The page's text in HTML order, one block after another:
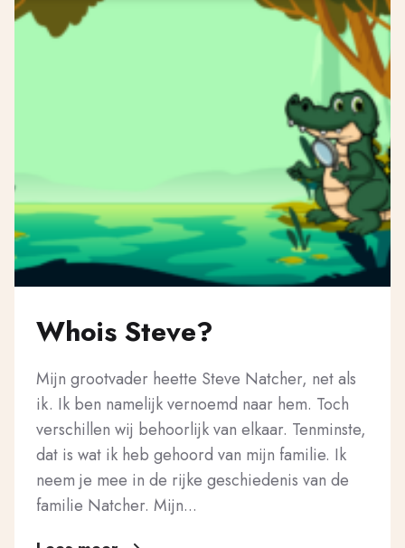
Whois Steve?
Mijn grootvader heette Steve Natcher, net als
ik. Ik ben namelijk vernoemd naar hem. Toch
verschillen wij behoorlijk van elkaar. Tenminste,
dat is wat ik heb gehoord van mijn familie. Ik
neem je mee in de rijke geschiedenis van de
familie Natcher. Mijn...